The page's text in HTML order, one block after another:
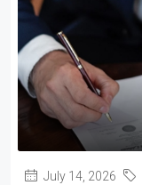
July 14, 2026